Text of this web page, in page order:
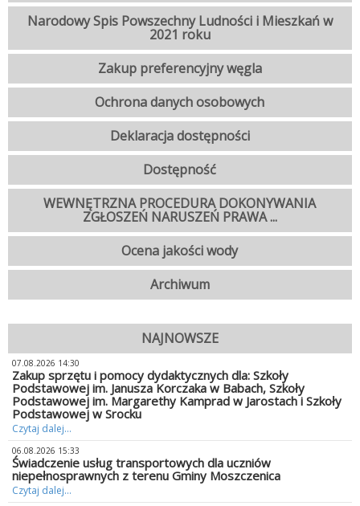
Narodowy Spis Powszechny Ludności i Mieszkań w
2021 roku
Zakup preferencyjny węgla
Ochrona danych osobowych
Deklaracja dostępności
Dostępność
WEWNĘTRZNA PROCEDURA DOKONYWANIA
ZGŁOSZEŃ NARUSZEŃ PRAWA ...
Ocena jakości wody
Archiwum
NAJNOWSZE
07.08.2026 14:30
Zakup sprzętu i pomocy dydaktycznych dla: Szkoły
Podstawowej im. Janusza Korczaka w Babach, Szkoły
Podstawowej im. Margarethy Kamprad w Jarostach i Szkoły
Podstawowej w Srocku
Czytaj dalej...
06.08.2026 15:33
Świadczenie usług transportowych dla uczniów
niepełnosprawnych z terenu Gminy Moszczenica
Czytaj dalej...